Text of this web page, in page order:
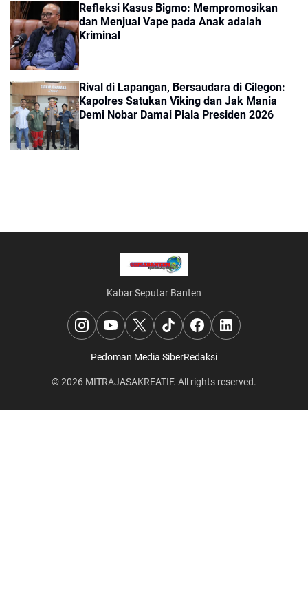
Refleksi Kasus Bigmo: Mempromosikan
dan Menjual Vape pada Anak adalah
Kriminal
Rival di Lapangan, Bersaudara di Cilegon:
Kapolres Satukan Viking dan Jak Mania
Demi Nobar Damai Piala Presiden 2026
Kabar Seputar Banten
Pedoman Media SiberRedaksi
© 2026 MITRAJASAKREATIF. All rights reserved.